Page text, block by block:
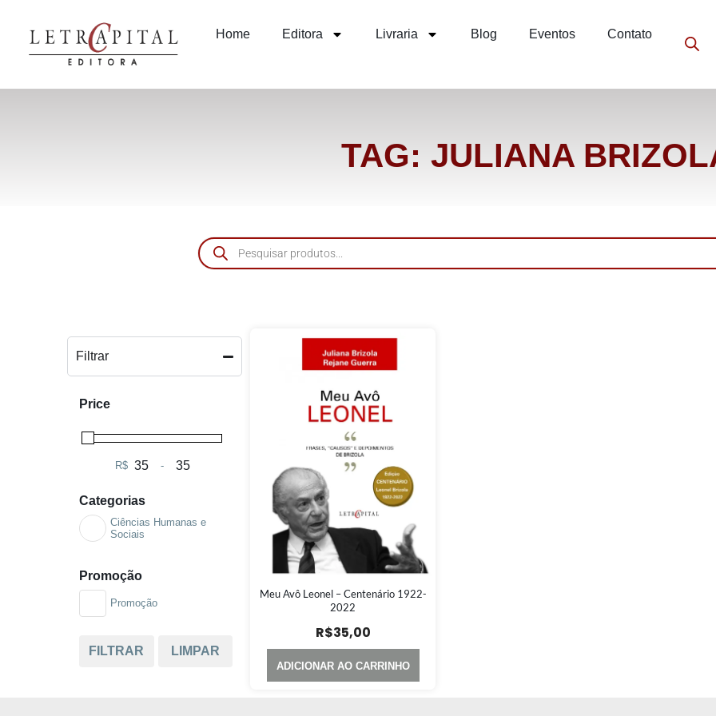
Home Editora Livraria Blog Eventos Contato
TAG: JULIANA
Filtrar
Price
R$ Minimum Price
-Maximum Price
Categorias
Ciências Humanas e
Sociais
Promoção
Promoção
FILTRAR LIMPAR
Meu Avô Leonel – Centenário 1922-
2022
R$35,00
ADICIONAR AO CARRINHO